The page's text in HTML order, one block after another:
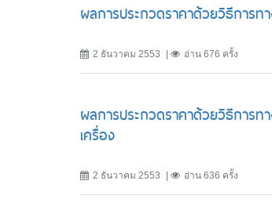
ผลการประกวดราคาด้วยวิธีการท
2 ธันวาคม 2553 อ่าน 676 ครั้ง
ผลการประกวดราคาด้วยวิธีการท
เครื่อง
2 ธันวาคม 2553 อ่าน 636 ครั้ง